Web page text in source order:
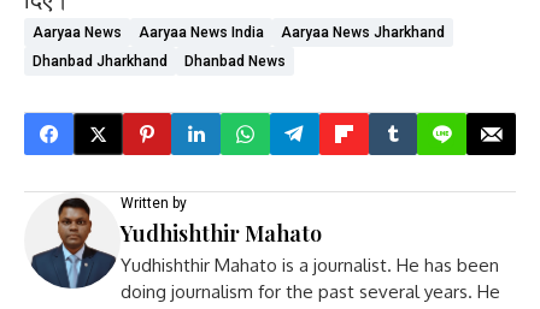
Aaryaa News Aaryaa News India
Aaryaa News Jharkhand
Dhanbad Jharkhand
Dhanbad News
Written by
Yudhishthir Mahato
Yudhishthir Mahato is a journalist. He has been
doing journalism for the past several years. He